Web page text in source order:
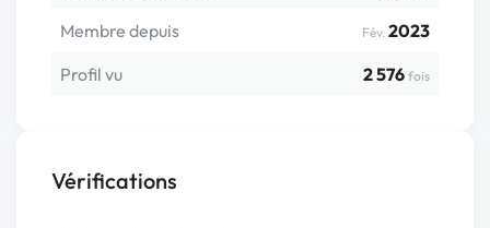
Membre depuis Fév. 2023
Profil vu
2 576 fois
Vérifications